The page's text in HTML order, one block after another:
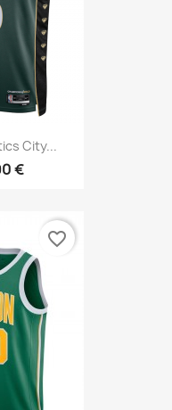
City...
€
favorite_border